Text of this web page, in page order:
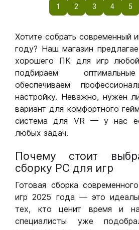
1 2 3 4 5
Хотите собрать современный
году? Наш магазин
хорошего ПК для игр
подбираем
обеспечиваем
настройку. Неважно, нужен
вариант для комфортного
система для VR — у нас
любых задач.
Почему стоит
сборку РС для игр
Готовая сборка
игр 2025 года — это
тех, кто ценит время и
специалисты уже